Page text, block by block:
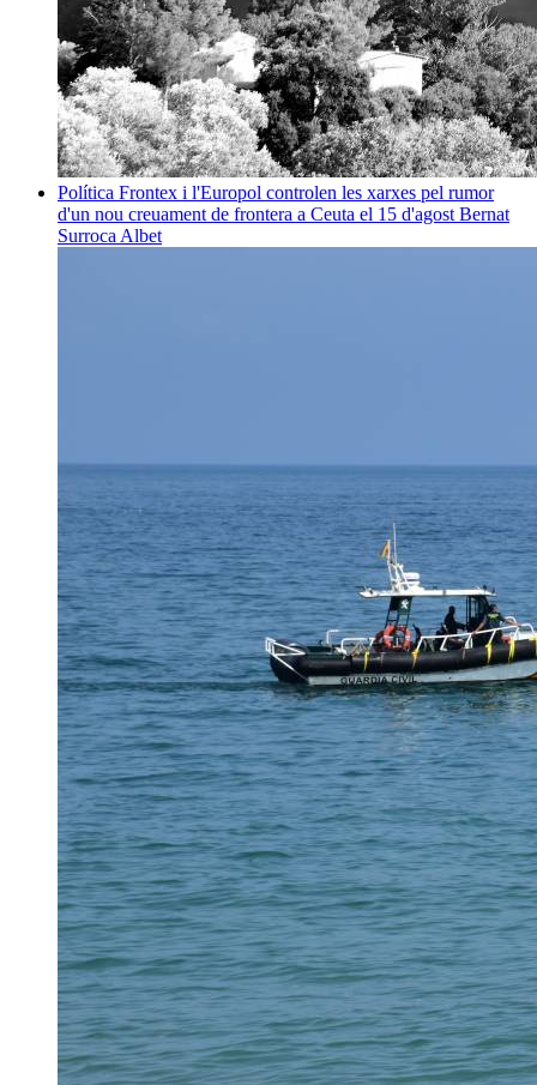
Política Frontex i l'Europol controlen les xarxes pel rumor
d'un nou creuament de frontera a Ceuta el 15 d'agost Bernat
Surroca Albet